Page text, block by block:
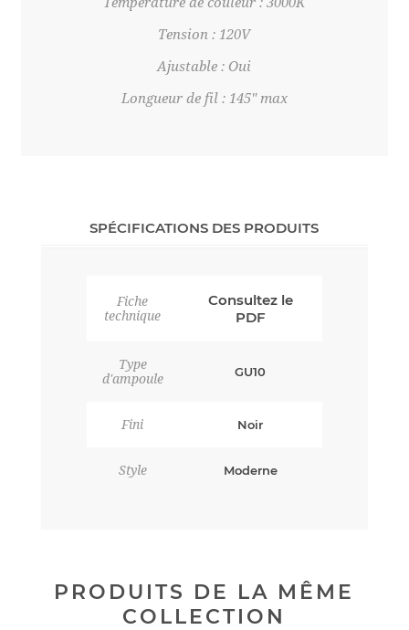
Tension : 120V
Ajustable : Oui
Longueur de fil : 145" max
SPÉCIFICATIONS DES PRODUITS
Fiche
technique
Consultez le
PDF
Type
d'ampoule
GU10
Fini Noir
Style Moderne
PRODUITS DE LA MÊME
COLLECTION